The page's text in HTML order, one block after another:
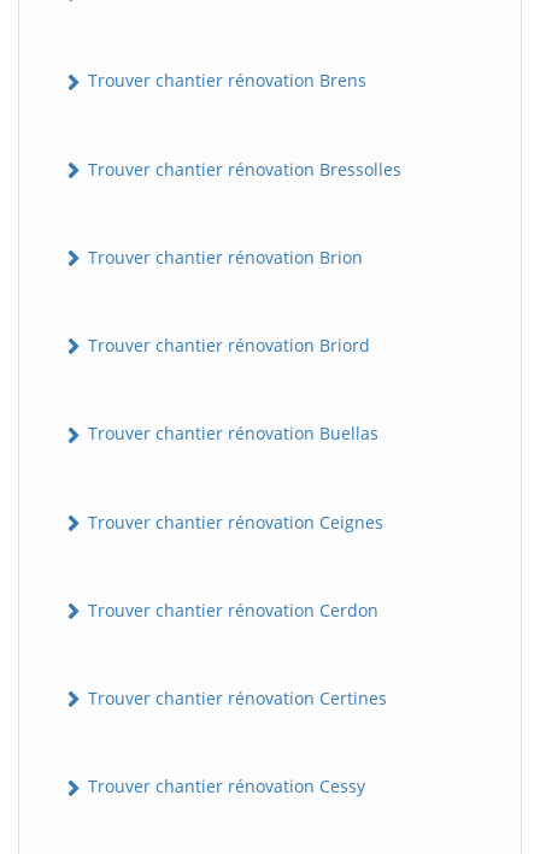
Trouver chantier rénovation Brens
Trouver chantier rénovation Bressolles
Trouver chantier rénovation Brion
Trouver chantier rénovation Briord
Trouver chantier rénovation Buellas
Trouver chantier rénovation Ceignes
Trouver chantier rénovation Cerdon
Trouver chantier rénovation Certines
Trouver chantier rénovation Cessy